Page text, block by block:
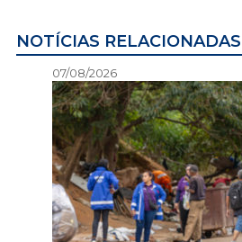
NOTÍCIAS RELACIONADAS
07/08/2026